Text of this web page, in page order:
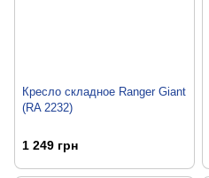
Кресло складное Ranger Giant
(RA 2232)
1 249 грн